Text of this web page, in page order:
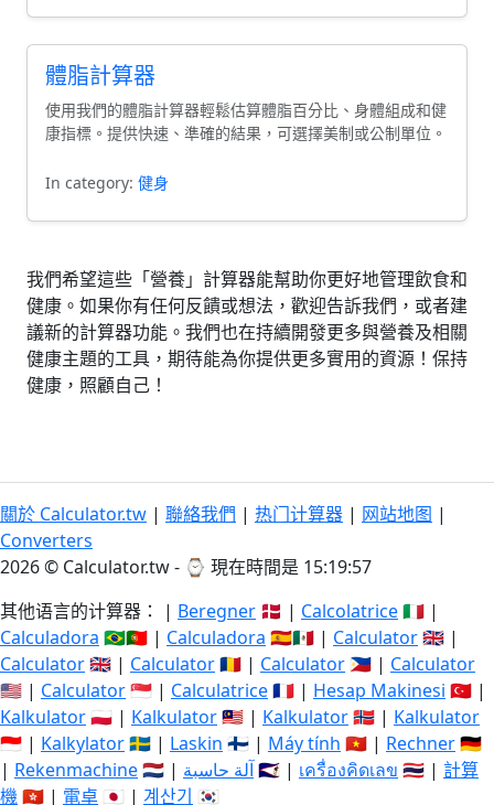
體脂計算器
使用我們的體脂計算器輕鬆估算體脂百分比、身體組成和健
康指標。提供快速、準確的結果，可選擇美制或公制單位。
In category: 健身
我們希望這些「營養」計算器能幫助你更好地管理飲食和
健康。如果你有任何反饋或想法，歡迎告訴我們，或者建
議新的計算器功能。我們也在持續開發更多與營養及相關
健康主題的工具，期待能為你提供更多實用的資源！保持
健康，照顧自己！
關於 Calculator.tw | 聯絡我們 | 热门计算器 | 网站地图 |
Converters
2026 © Calculator.tw - ⌚ 現在時間是 15:19:57
其他语言的计算器： | Beregner 🇩🇰 | Calcolatrice🇮🇹 |
Calculadora 🇧🇷🇵🇹 | Calculadora 🇪🇸🇲🇽 | Calculator🇬🇧 |
Calculator🇬🇧 | Calculator🇷🇴 | Calculator 🇵🇭 | Calculator
🇺🇸 | Calculator🇸🇬 | Calculatrice🇫🇷 | Hesap Makinesi 🇹🇷 |
Kalkulator🇵🇱 | Kalkulator🇲🇾 | Kalkulator🇳🇴 | Kalkulator
🇮🇩 | Kalkylator🇸🇪 | Laskin 🇫🇮 | Máy tính 🇻🇳 | Rechner🇩🇪
| Rekenmachine🇳🇱 | آلة حاسبة🇸🇦 | เครื่องคิดเลข 🇹🇭 | 計算
機🇭🇰 | 電卓 🇯🇵 | 계산기 🇰🇷